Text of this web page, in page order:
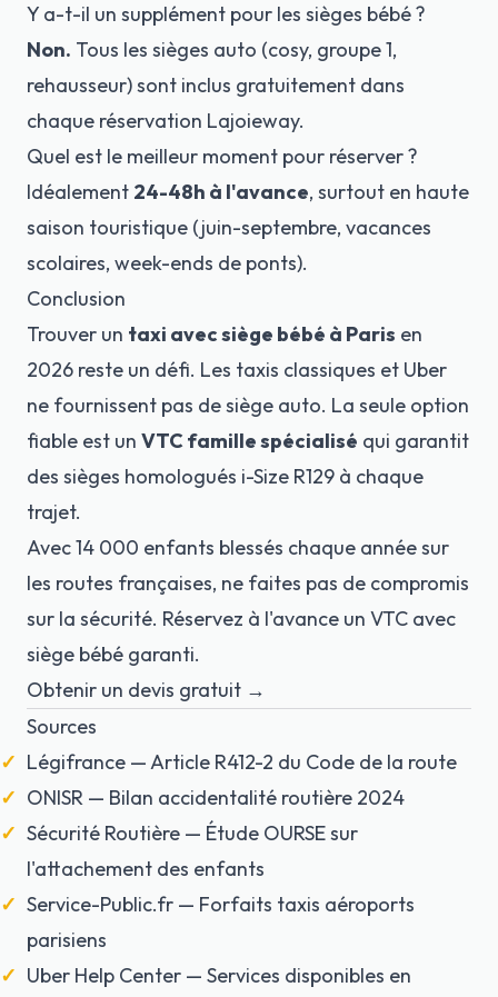
Y a-t-il un supplément pour les sièges bébé ?
Non. Tous les sièges auto (cosy, groupe 1,
rehausseur) sont inclus gratuitement dans
chaque réservation Lajoieway.
Quel est le meilleur moment pour réserver ?
Idéalement 24-48h à l'avance, surtout en haute
saison touristique (juin-septembre, vacances
scolaires, week-ends de ponts).
Conclusion
Trouver un taxi avec siège bébé à Paris en
2026 reste un défi. Les taxis classiques et Uber
ne fournissent pas de siège auto. La seule option
fiable est un VTC famille spécialisé qui garantit
des sièges homologués i-Size R129 à chaque
trajet.
Avec 14 000 enfants blessés chaque année sur
les routes françaises, ne faites pas de compromis
sur la sécurité. Réservez à l'avance un VTC avec
siège bébé garanti.
Obtenir un devis gratuit →
Sources
Légifrance — Article R412-2 du Code de la route
ONISR — Bilan accidentalité routière 2024
Sécurité Routière — Étude OURSE sur
l'attachement des enfants
Service-Public.fr — Forfaits taxis aéroports
parisiens
Uber Help Center — Services disponibles en